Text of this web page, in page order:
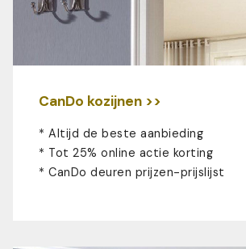
CanDo kozijnen >>
* Altijd de beste aanbieding
* Tot 25% online actie korting
* CanDo deuren prijzen-prijslijst